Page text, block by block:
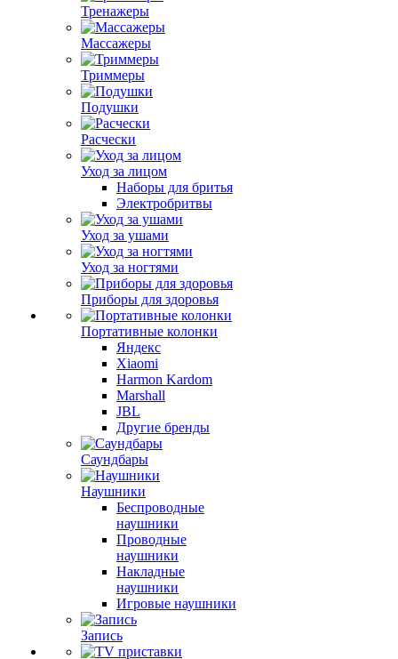
Тренажеры
Массажеры
Триммеры
Подушки
Расчески
Уход за лицом
Наборы для бритья
Электробритвы
Уход за ушами
Уход за ногтями
Приборы для здоровья
Портативные колонки
Яндекс
Xiaomi
Harmon Kardom
Marshall
JBL
Другие бренды
Саундбары
Наушники
Беспроводные
наушники
Проводные
наушники
Накладные
наушники
Игровые наушники
Запись